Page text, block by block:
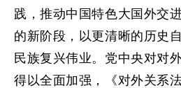
践，推动中国特色大国外交
的新阶段，以更清晰的历史
民族复兴伟业。党中央对对
得以全面加强，《对外关系